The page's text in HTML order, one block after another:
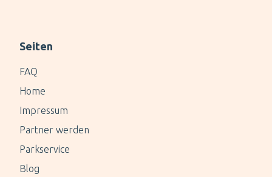
Seiten
FAQ
Home
Impressum
Partner werden
Parkservice
Blog